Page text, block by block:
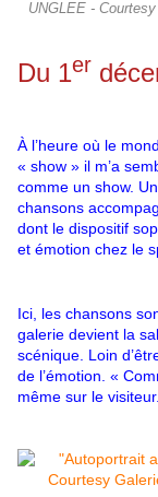
UNGLEE -
Du 1er
À l’heure où le
« show » il m’a
comme un show.
chansons
dont le dispositif
et émotion chez le
Ici, les chansons
galerie devient la
scénique. Loin
de l’émotion. «
même sur le visiteur.